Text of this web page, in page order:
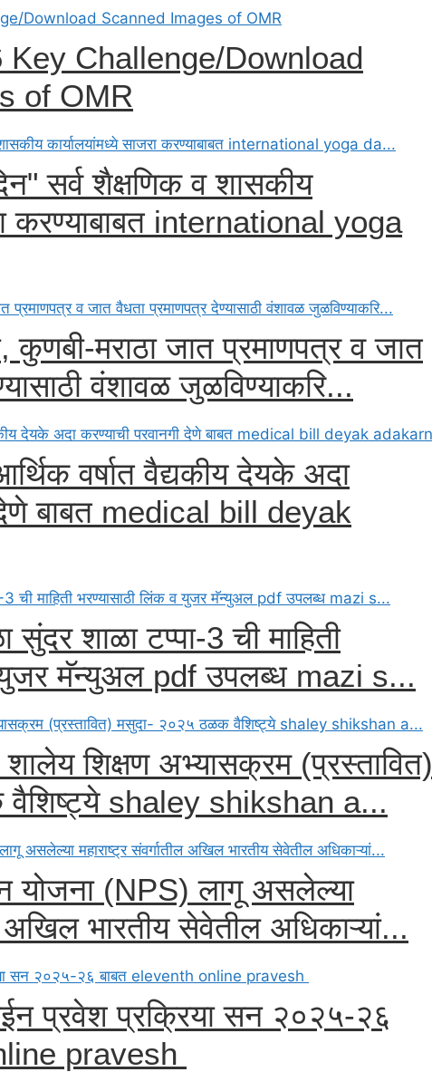
Key Challenge/Download
of OMR
सर्व शैक्षणिक व शासकीय
करण्याबाबत international yoga
कुणबी-मराठा जात प्रमाणपत्र व जात
वंशावळ जुळविण्याकरि...
वर्षात वैद्यकीय देयके अदा
देणे बाबत medical bill deyak
सुंदर शाळा टप्पा-3 ची माहिती
युजर मॅन्युअल pdf उपलब्ध mazi s...
शालेय शिक्षण अभ्यासक्रम (प्रस्तावित)
shaley shikshan a...
योजना (NPS) लागू असलेल्या
अखिल भारतीय सेवेतील अधिकाऱ्यां...
प्रवेश प्रक्रिया सन २०२५-२६
pravesh